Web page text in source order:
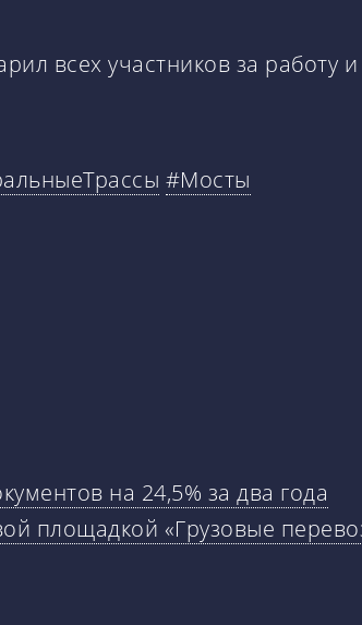
всех участников за работу
#Мосты
на 24,5% за два года
площадкой «Грузовые